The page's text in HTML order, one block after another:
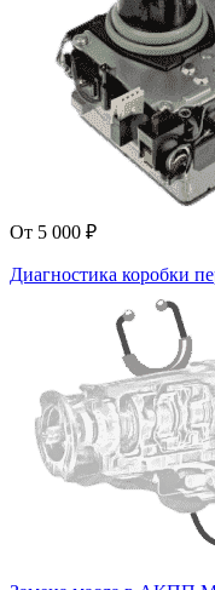
От 5 000 ₽
Диагностика коробки